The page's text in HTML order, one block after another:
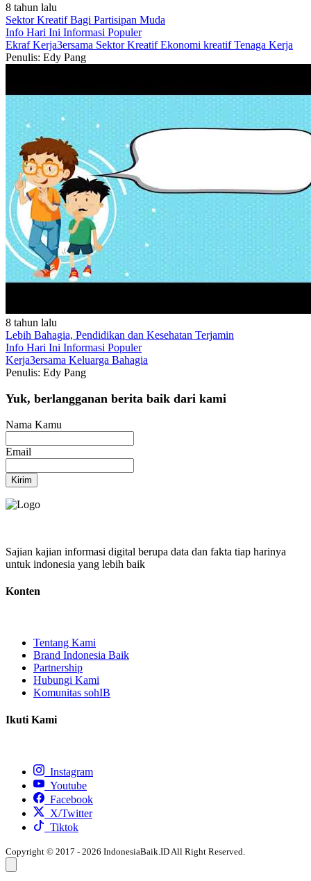
8 tahun lalu
Sektor Kreatif Bagi Partisipan Muda
Info Hari Ini Informasi Populer
EkrafKerja3ersama Sektor KreatifEkonomi kreatifTenaga Kerja
Penulis: Edy Pang
8 tahun lalu
Lebih Bahagia, Pendidikan dan Kesehatan Terjamin
Info Hari Ini Informasi Populer
Kerja3ersama Keluarga Bahagia
Penulis: Edy Pang
Yuk, berlangganan berita baik dari kami
Nama Kamu
Email
Kirim
Sajian kajian informasi digital berupa data dan fakta tiap harinya
untuk indonesia yang lebih baik
Konten
Tentang Kami
Brand Indonesia Baik
Partnership
Hubungi Kami
Komunitas sohIB
Ikuti Kami
Instagram
Youtube
Facebook
X/Twitter
Tiktok
Copyright © 2017 - 2026 IndonesiaBaik.ID All Right Reserved.